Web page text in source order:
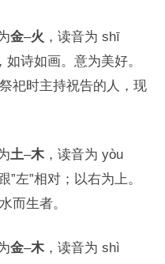
金–火 ，读音为 shī
诗如画。意为美好。
祀时主持祝告的人，现
土–木，读音为 yòu
”左”相对；以右为上。
而生者。
金–木，读音为 shì